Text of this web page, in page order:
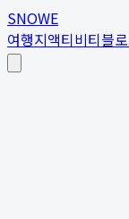
SNOWE
여행지액티비티블